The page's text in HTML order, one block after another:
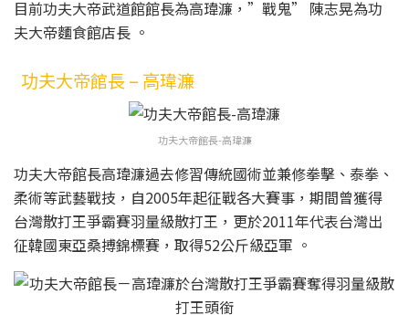
目前功夫大帝武道館館長為高瑋濂，”戰鬼” 陳志晃為功
夫大帝麵食館店長 。
功夫大帝館長 – 高瑋濂
功夫大帝館長-高瑋濂
功夫大帝館長高瑋濂過去修習傳統國術並兼修拳擊、泰拳、
柔術等武藝戰技，自2005年起征戰各大賽事，期間曾獲得
台灣散打王爭霸賽羽量級散打王，更於2011年代表台灣出
征韓國東亞桑搏錦標賽，取得52公斤級亞軍 。